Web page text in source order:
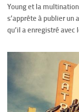
Young et la
s’apprête à publier un
qu’il a enregistré